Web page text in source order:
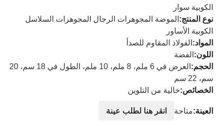
الكوبية سوار
نوع المنتج:الموضة المجوهرات الرجال المجوهرات السلاسل
الكوبية الأساور
المواد:الفولاذ المقاوم للصدأ
اللون:الفضة
الحجم:
العرض في 6 ملم، 8 ملم، 10 ملم، الطول في 18 سم، 20
سم، 22 سم
الخصائص:خالية من التلوين
العينة:متاحة انقر هنا لطلب عينة